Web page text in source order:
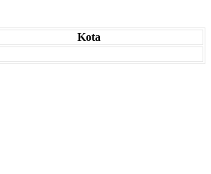
Kota